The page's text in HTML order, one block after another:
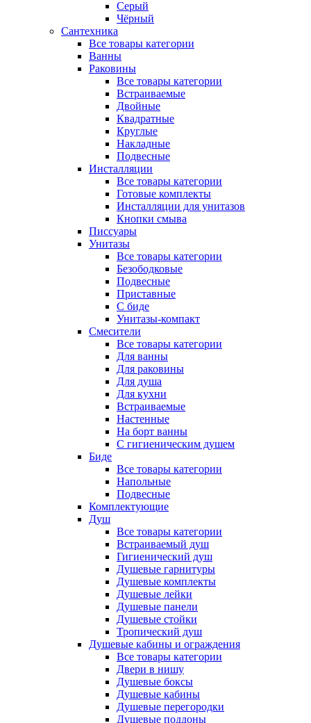
Серый
Чёрный
Сантехника
Все товары категории
Ванны
Раковины
Все товары категории
Встраиваемые
Двойные
Квадратные
Круглые
Накладные
Подвесные
Инсталляции
Все товары категории
Готовые комплекты
Инсталляции для унитазов
Кнопки смыва
Писсуары
Унитазы
Все товары категории
Безободковые
Подвесные
Приставные
С биде
Унитазы-компакт
Смесители
Все товары категории
Для ванны
Для раковины
Для душа
Для кухни
Встраиваемые
Настенные
На борт ванны
С гигиеническим душем
Биде
Все товары категории
Напольные
Подвесные
Комплектующие
Душ
Все товары категории
Встраиваемый душ
Гигиенический душ
Душевые гарнитуры
Душевые комплекты
Душевые лейки
Душевые панели
Душевые стойки
Тропический душ
Душевые кабины и ограждения
Все товары категории
Двери в нишу
Душевые боксы
Душевые кабины
Душевые перегородки
Душевые поддоны